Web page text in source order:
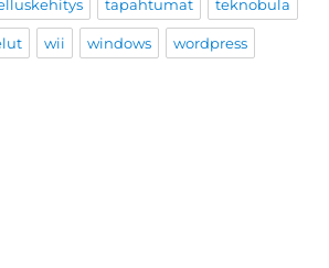
tapahtumat teknobula
wii windows wordpress